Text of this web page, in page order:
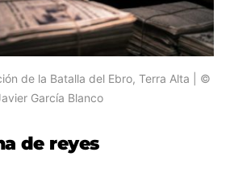
de la Batalla del Ebro, Terra Alta | ©
García Blanco
de reyes